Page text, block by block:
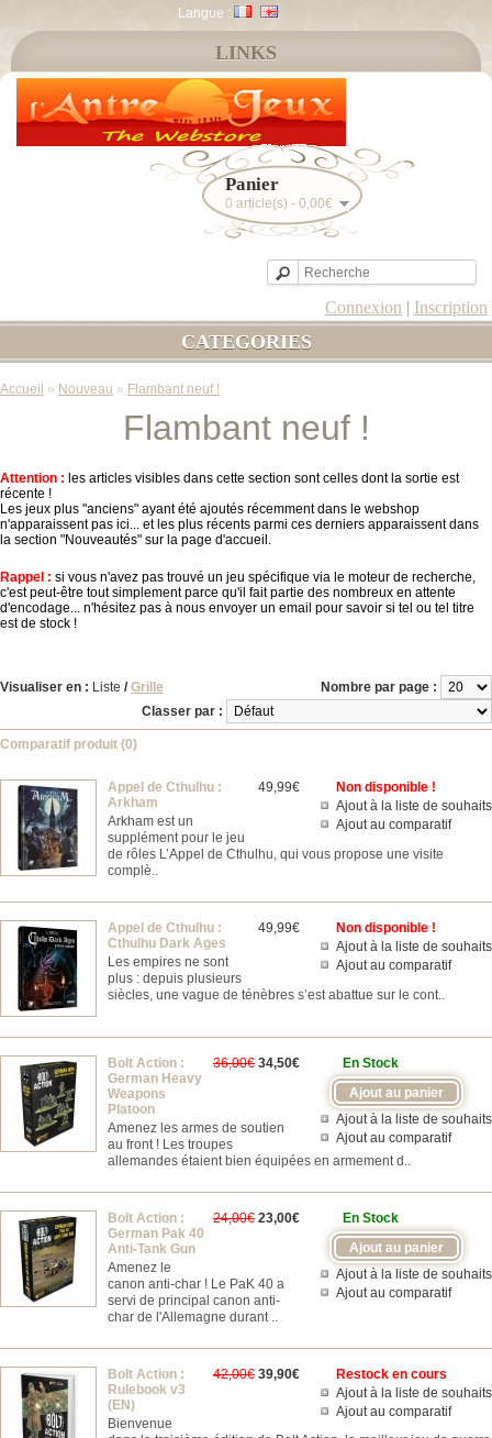
Langue :
Panier
0 article(s) - 0,00€
Connexion | Inscription
LINKS
CATEGORIES
Accueil » Nouveau » Flambant neuf !
Flambant neuf !
Attention : les articles visibles dans cette section sont celles dont la sortie est
récente !
Les jeux plus "anciens" ayant été ajoutés récemment dans le webshop
n'apparaissent pas ici... et les plus récents parmi ces derniers apparaissent dans
la section "Nouveautés" sur la page d'accueil.
Rappel : si vous n'avez pas trouvé un jeu spécifique via le moteur de recherche,
c'est peut-être tout simplement parce qu'il fait partie des nombreux en attente
d'encodage... n'hésitez pas à nous envoyer un email pour savoir si tel ou tel titre
est de stock !
Visualiser en : Liste / Grille
Nombre par page :
Classer par :
Comparatif produit (0)
Non disponible !
Ajout à la liste de souhaits
Ajout au comparatif
49,99€
Appel de Cthulhu :
Arkham
Arkham est un
supplément pour le jeu
de rôles L’Appel de Cthulhu, qui vous propose une visite
complè..
Non disponible !
Ajout à la liste de souhaits
Ajout au comparatif
49,99€
Appel de Cthulhu :
Cthulhu Dark Ages
Les empires ne sont
plus : depuis plusieurs
siècles, une vague de ténèbres s’est abattue sur le cont..
En Stock
Ajout à la liste de souhaits
Ajout au comparatif
36,00€ 34,50€
Bolt Action :
German Heavy
Weapons
Platoon
Amenez les armes de soutien
au front ! Les troupes
allemandes étaient bien équipées en armement d..
En Stock
Ajout à la liste de souhaits
Ajout au comparatif
24,00€ 23,00€
Bolt Action :
German Pak 40
Anti-Tank Gun
Amenez le
canon anti-char ! Le PaK 40 a
servi de principal canon anti-
char de l'Allemagne durant ..
Restock en cours
Ajout à la liste de souhaits
Ajout au comparatif
42,00€ 39,90€
Bolt Action :
Rulebook v3
(EN)
Bienvenue